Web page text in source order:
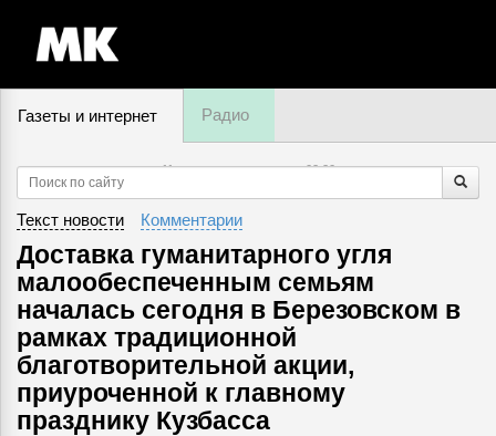
Газеты и интернет Радио
11 августа, понедельник,02:20
Текст новости Комментарии
Доставка гуманитарного угля
малообеспеченным семьям
началась сегодня в Березовском в
рамках традиционной
благотворительной акции,
приуроченной к главному
празднику Кузбасса